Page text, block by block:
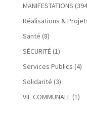
MANIFESTATIONS
Réalisations &
Santé (8)
SÉCURITÉ(1)
Services Publics (4)
Solidarité (3)
VIE COMMUNALE(1)